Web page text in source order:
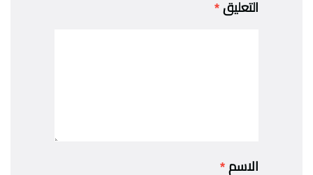
التعليق *
الاسم *